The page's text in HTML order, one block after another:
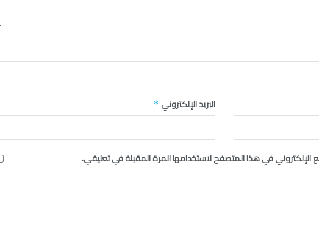
البريد الإلكتروني *
الإلكتروني في هذا المتصفح لاستخدامها المرة المقبلة في تعليقي.